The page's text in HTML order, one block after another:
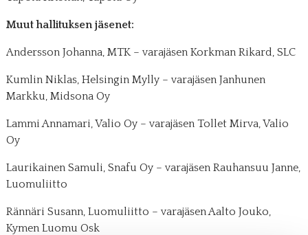
Muut hallituksen jäsenet:
Andersson Johanna, MTK – varajäsen Korkman Rikard, SLC
Kumlin Niklas, Helsingin Mylly – varajäsen Janhunen
Markku, Midsona Oy
Lammi Annamari, Valio Oy – varajäsen Tollet Mirva, Valio
Oy
Laurikainen Samuli, Snafu Oy – varajäsen Rauhansuu Janne,
Luomuliitto
Rännäri Susann, Luomuliitto – varajäsen Aalto Jouko,
Kymen Luomu Osk